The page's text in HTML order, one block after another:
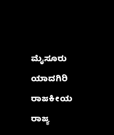
ಮೈಸೂರು
ಯಾದಗಿರಿ
ರಾಜಕೀಯ
ರಾಜ್ಯ